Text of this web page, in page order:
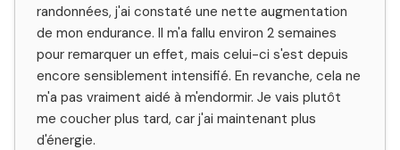
randonnées, j'ai constaté une nette augmentation
de mon endurance. Il m'a fallu environ 2 semaines
pour remarquer un effet, mais celui-ci s'est depuis
encore sensiblement intensifié. En revanche, cela ne
m'a pas vraiment aidé à m'endormir. Je vais plutôt
me coucher plus tard, car j'ai maintenant plus
d'énergie.